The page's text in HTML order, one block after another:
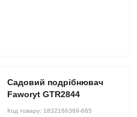
Садовий подрібнювач
Faworyt GTR2844
Код товару: 1832166369-665